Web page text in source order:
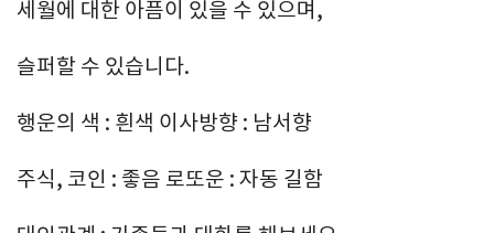
세월에 대한 아픔이 있을 수 있으며,
슬퍼할 수 있습니다.
행운의 색 : 흰색 이사방향 : 남서향
주식, 코인 : 좋음 로또운 : 자동 길함